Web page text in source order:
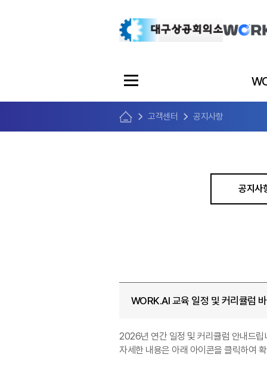
공지사
고객센터 공지사항
WORK.AI 교육 일정 및 커리큘럼
2026년 연간 일정 및 커리큘럼 안내드립
자세한 내용은 아래 아이콘을 클릭하여